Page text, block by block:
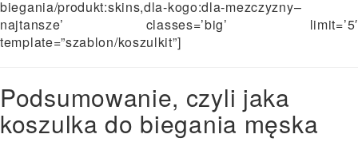
biegania/produkt:skins,dla-kogo:dla-mezczyzny–
najtansze’ classes=’big’ limit=’5′
template=”szablon/koszulkit”]
Podsumowanie, czyli jaka
koszulka do biegania męska